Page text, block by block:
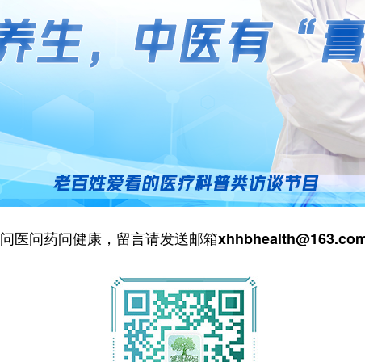
问医问药问健康，留言请发送邮箱